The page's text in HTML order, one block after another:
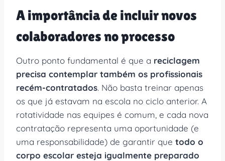
A importância de incluir novos
colaboradores no processo
Outro ponto fundamental é que a reciclagem
precisa contemplar também os profissionais
recém-contratados. Não basta treinar apenas
os que já estavam na escola no ciclo anterior. A
rotatividade nas equipes é comum, e cada nova
contratação representa uma oportunidade (e
uma responsabilidade) de garantir que todo o
corpo escolar esteja igualmente preparado